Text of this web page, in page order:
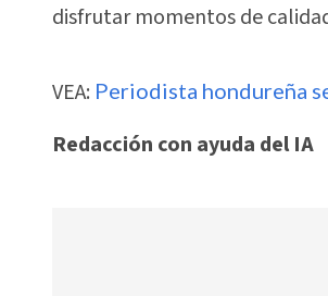
disfrutar momentos de
VEA: Periodista hondureña
Redacción con ayuda del IA